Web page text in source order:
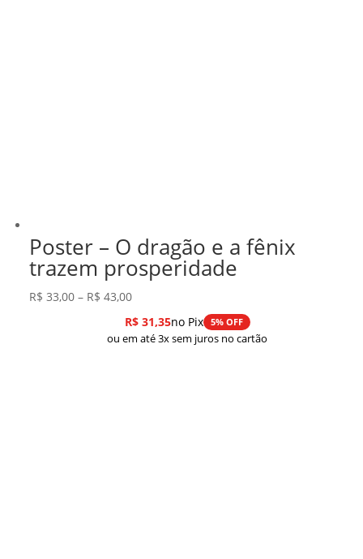
Poster – O dragão e a fênix
trazem prosperidade
R$ 33,00 – R$ 43,00Faixa
de
preço:
R$31,35no Pix 5% OFF
ou em até 3x sem juros no cartão